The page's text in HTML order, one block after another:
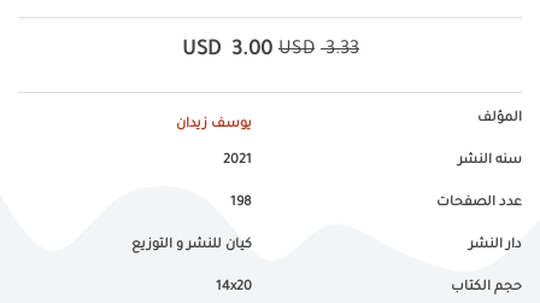
3.33
USD
3.00
USD
المؤلف يوسف زيدان
سنه النشر 2021
عدد الصفحات 198
دار النشر كيان للنشر و التوزيع
حجم الكتاب 14x20